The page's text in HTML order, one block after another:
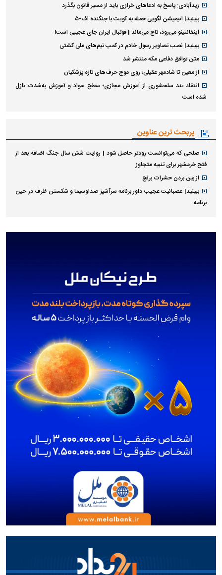
زیدآبادی: پاسخ به ادعا‌های خرازی باید از مسیر قانون بگذرد
ببینید| انیمیشن لگویی حمله به کویت با جنگنده اف-۵
اینفانتینو می‌رود، تاج می‌ماند | فوتبال ایران جای عجیبی است!
ببینید| نصب تصاویر رسول خادم در کمپ تیم‌های ملی کشتی
متن توافق دفاعی مکه منتشر شد
از معین تا شادمهر عقیلی؛ روی موج حرف‌های تازه پزشکیان
انتقاد تند سلحشوری از آموزش مجازی؛ سطح سواد و آموزش به‌شدت نازل
شده است
پربحث ترین عناوین
صلحی که می‌توانست زودتر حاصل شود | روایت شش سال جنگ اضافه بعد از
فتح خرمشهر برای تنبیه متجاوز
از بین بردن حشرات برنج
ببینید| عصبانیت عجیب داور برنامه سرآشپز صداوسیما و شکستن ظرف در حین
برنامه